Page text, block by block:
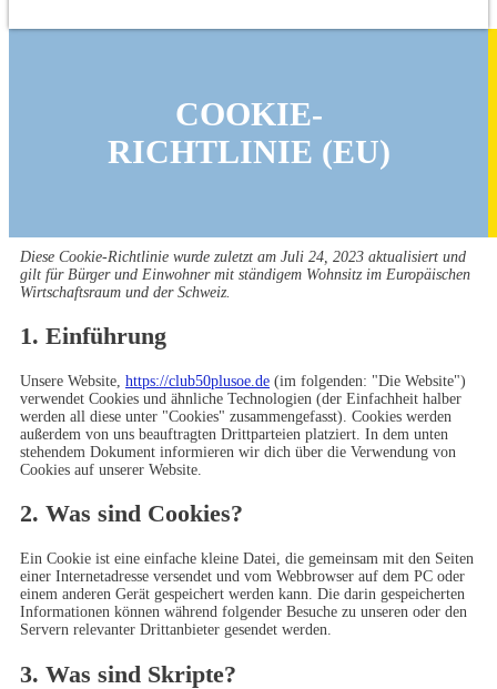
COOKIE-
RICHTLINIE (EU)
Diese Cookie-Richtlinie wurde zuletzt am Juli 24, 2023 aktualisiert und
gilt für Bürger und Einwohner mit ständigem Wohnsitz im Europäischen
Wirtschaftsraum und der Schweiz.
1. Einführung
Unsere Website, https://club50plusoe.de (im folgenden: "Die Website")
verwendet Cookies und ähnliche Technologien (der Einfachheit halber
werden all diese unter "Cookies" zusammengefasst). Cookies werden
außerdem von uns beauftragten Drittparteien platziert. In dem unten
stehendem Dokument informieren wir dich über die Verwendung von
Cookies auf unserer Website.
2. Was sind Cookies?
Ein Cookie ist eine einfache kleine Datei, die gemeinsam mit den Seiten
einer Internetadresse versendet und vom Webbrowser auf dem PC oder
einem anderen Gerät gespeichert werden kann. Die darin gespeicherten
Informationen können während folgender Besuche zu unseren oder den
Servern relevanter Drittanbieter gesendet werden.
3. Was sind Skripte?